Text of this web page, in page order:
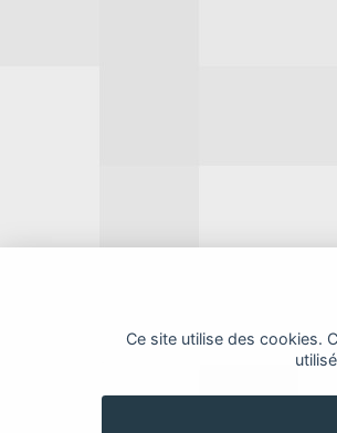
Ce site utilise des cookies.